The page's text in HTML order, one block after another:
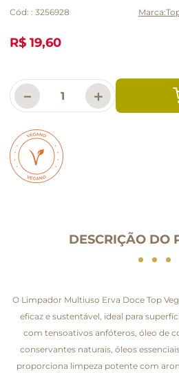
Cód: : 3256928
R$ 19,60
＋
－
DESCRIÇÃO DO
O Limpador Multiuso Erva Doce Top
eficaz e sustentável, ideal para
com tensoativos anfóteros, óleo de
conservantes naturais, óleos
proporciona limpeza potente com